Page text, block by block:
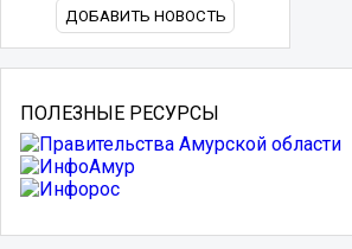
ДОБАВИТЬ НОВОСТЬ
ПОЛЕЗНЫЕ РЕСУРСЫ